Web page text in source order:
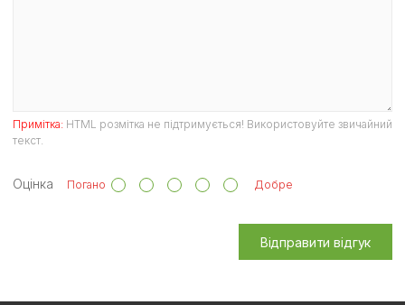
Примітка: HTML розмітка не підтримується! Використовуйте звичайний
текст.
Оцінка Погано Добре
Відправити відгук